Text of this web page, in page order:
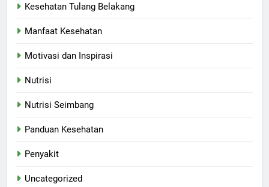
Kesehatan Tulang Belakang
Manfaat Kesehatan
Motivasi dan Inspirasi
Nutrisi
Nutrisi Seimbang
Panduan Kesehatan
Penyakit
Uncategorized